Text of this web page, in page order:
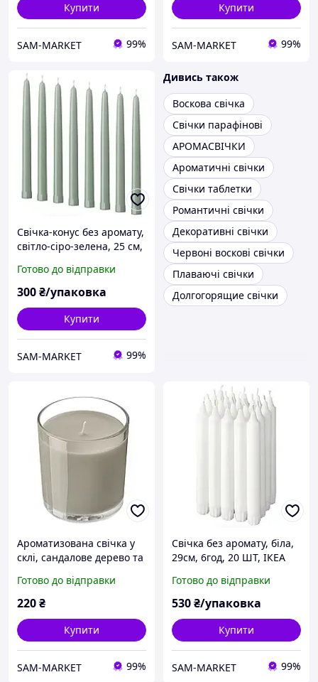
Купити
SAM-MARKET 99%
Купити
SAM-MARKET 99%
Свічка-конус без аромату,
світло-сіро-зелена, 25 см,
306.126.97
Готово до відправки
300₴/упаковка
Купити
SAM-MARKET 99%
Дивись також
Воскова свічка
Свічки парафінові
АРОМАСВІЧКИ
Ароматичні свічки
Свічки таблетки
Романтичні свічки
Декоративні свічки
Червоні воскові свічки
Плаваючі свічки
Долгогорящие свічки
Ароматизована свічка у
склі, сандалове дерево та
годин, ІКЕА LOTSFAGEL
306.084.12
Готово до відправки
220₴
Купити
SAM-MARKET 99%
Свічка без аромату, біла,
29см, 6год, 20 ШТ, ІКЕА
Готово до відправки
530₴/упаковка
Купити
SAM-MARKET 99%